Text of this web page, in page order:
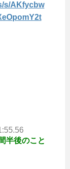
s/AKfycbw
半後のこと